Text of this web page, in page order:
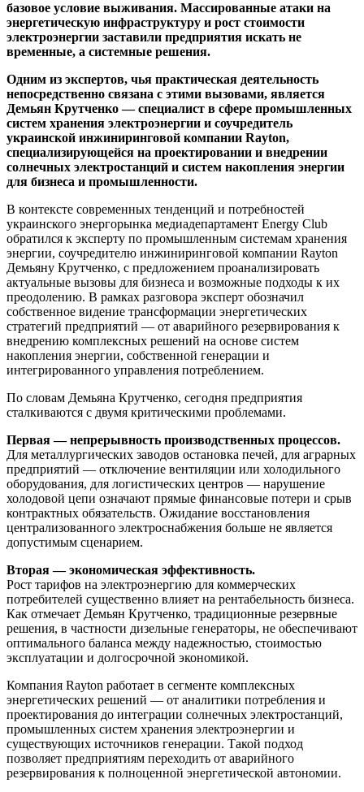
базовое условие выживания. Массированные атаки на
энергетическую инфраструктуру и рост стоимости
электроэнергии заставили предприятия искать не
временные, а системные решения.
Одним из экспертов, чья практическая деятельность
непосредственно связана с этими вызовами, является
Демьян Крутченко — специалист в сфере промышленных
систем хранения электроэнергии и соучредитель
украинской инжиниринговой компании Rayton,
специализирующейся на проектировании и внедрении
солнечных электростанций и систем накопления энергии
для бизнеса и промышленности.
В контексте современных тенденций и потребностей
украинского энергорынка медиадепартамент Energy Club
обратился к эксперту по промышленным системам хранения
энергии, соучредителю инжиниринговой компании Rayton
Демьяну Крутченко, с предложением проанализировать
актуальные вызовы для бизнеса и возможные подходы к их
преодолению. В рамках разговора эксперт обозначил
собственное видение трансформации энергетических
стратегий предприятий — от аварийного резервирования к
внедрению комплексных решений на основе систем
накопления энергии, собственной генерации и
интегрированного управления потреблением.
По словам Демьяна Крутченко, сегодня предприятия
сталкиваются с двумя критическими проблемами.
Первая — непрерывность производственных процессов.
Для металлургических заводов остановка печей, для аграрных
предприятий — отключение вентиляции или холодильного
оборудования, для логистических центров — нарушение
холодовой цепи означают прямые финансовые потери и срыв
контрактных обязательств. Ожидание восстановления
централизованного электроснабжения больше не является
допустимым сценарием.
Вторая — экономическая эффективность.
Рост тарифов на электроэнергию для коммерческих
потребителей существенно влияет на рентабельность бизнеса.
Как отмечает Демьян Крутченко, традиционные резервные
решения, в частности дизельные генераторы, не обеспечивают
оптимального баланса между надежностью, стоимостью
эксплуатации и долгосрочной экономикой.
Компания Rayton работает в сегменте комплексных
энергетических решений — от аналитики потребления и
проектирования до интеграции солнечных электростанций,
промышленных систем хранения электроэнергии и
существующих источников генерации. Такой подход
позволяет предприятиям переходить от аварийного
резервирования к полноценной энергетической автономии.